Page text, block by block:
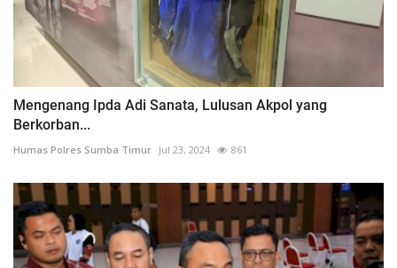
Mengenang Ipda Adi Sanata, Lulusan Akpol yang
Berkorban...
Humas Polres Sumba Timur Jul 23, 2024 861